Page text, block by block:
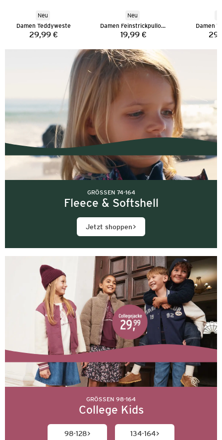
Neu
Damen Teddyweste
Preis:
29,99 €
Neu
Damen Feinstrickpullover
Preis:
19,99 €
Damen
GRÖSSEN 74-164
Fleece & Softshell
Jetzt shoppen
GRÖSSEN 98-164
College Kids
98-128 134-164